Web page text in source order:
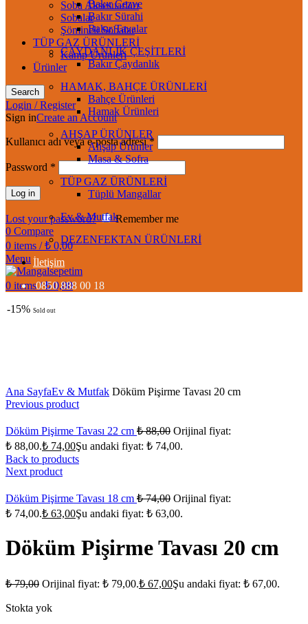
Soba Aksesuarları
Sobalar
Şömineli Sobalar
TÜP GAZ ÜRÜNLERİ
Kamp Ürünleri
Ürünler
Search
Login / Register
Sign inCreate an Account
Kullanıcı adı veya e-posta adresi*
Password *
Log in
Lost your password?
Remember me
0 Compare
0 items / ₺0,00
Menu
0 items / ₺0,00
Bakır Cezve
Bakır Sürahi
Bakır Tavalar
ÇAYDANLIK ÇEŞİTLERİ
Bakır Çaydanlık
HAMAK, BAHÇE ÜRÜNLERİ
Bahçe Ürünleri
Hamak Ürünleri
AHŞAP ÜRÜNLER
Ahşap Ürünler
Masa & Sofra
TÜP GAZ ÜRÜNLERİ
Tüplü Mangallar
Ev & Mutfak
DEZENFEKTAN ÜRÜNLERİ
İletişim
0850 888 00 18
-15% Sold out
Ana SayfaEv & Mutfak Döküm Pişirme Tavası 20 cm
Previous product
Döküm Pişirme Tavası 22 cm ₺88,00 Orijinal fiyat:
₺ 88,00.₺ 74,00Şu andaki fiyat: ₺ 74,00.
Back to products
Next product
Döküm Pişirme Tavası 18 cm ₺74,00 Orijinal fiyat:
₺ 74,00.₺ 63,00Şu andaki fiyat: ₺ 63,00.
Döküm Pişirme Tavası 20 cm
₺79,00 Orijinal fiyat: ₺ 79,00.₺ 67,00Şu andaki fiyat: ₺ 67,00.
Stokta yok